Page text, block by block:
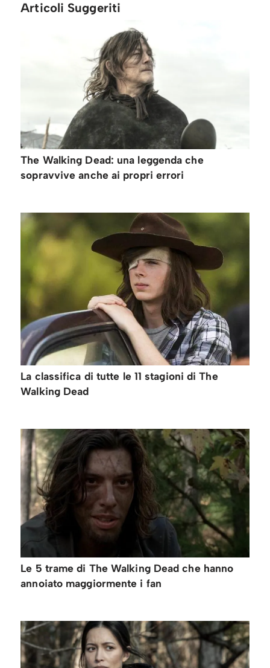
Articoli Suggeriti
The Walking Dead: una leggenda che
sopravvive anche ai propri errori
La classifica di tutte le 11 stagioni di The
Walking Dead
Le 5 trame di The Walking Dead che hanno
annoiato maggiormente i fan